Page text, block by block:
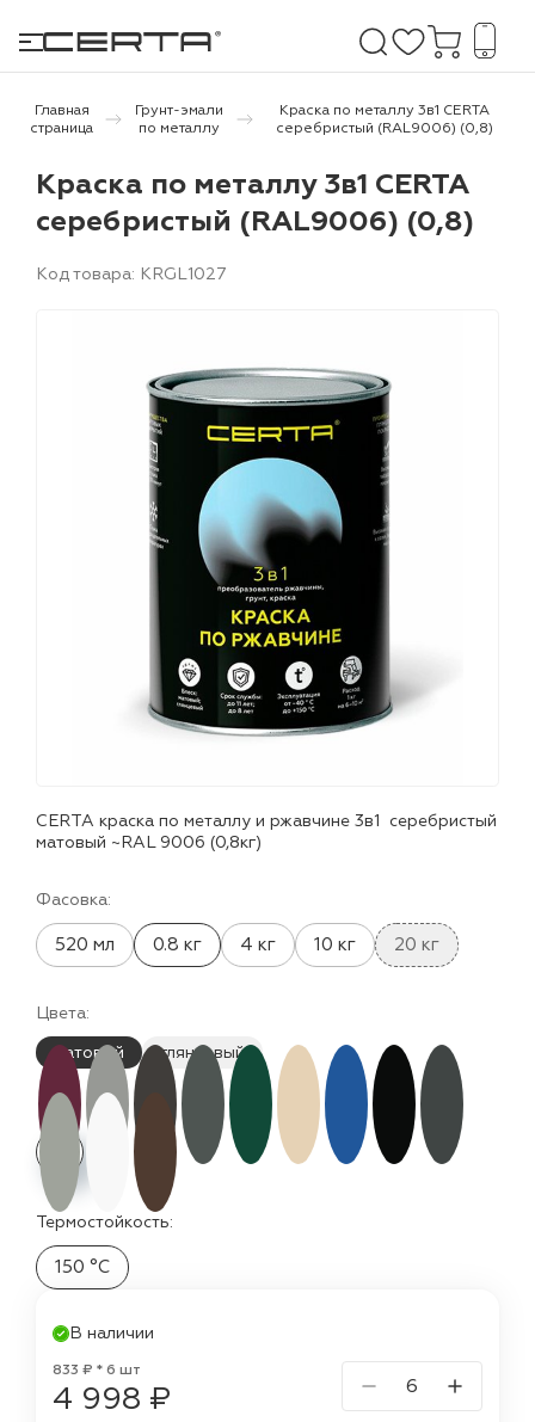
покрытия
и дачи
Главная
страница
Грунт-эмали
по металлу
Краска по металлу 3в1 CERTA
серебристый (RAL9006) (0,8)
Краска по металлу 3в1 CERTA
серебристый (RAL9006) (0,8)
Код товара: KRGL1027
CERTA краска по металлу и ржавчине 3в1 серебристый
матовый ~RAL 9006 (0,8кг)
Фасовка:
520 мл 0.8 кг 4 кг 10 кг 20 кг
Цвета:
матовый
глянцевый
Термостойкость:
150 °C
В наличии
833 ₽ * 6 шт
4 998 ₽